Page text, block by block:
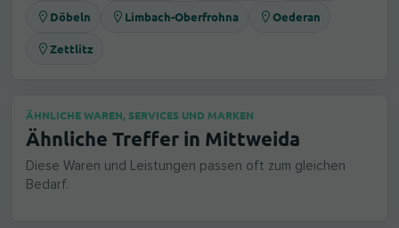
Döbeln Limbach-Oberfrohna Oederan
Zettlitz
ÄHNLICHE WAREN, SERVICES UND MARKEN
Ähnliche Treffer in Mittweida
Diese Waren und Leistungen passen oft zum gleichen
Bedarf.